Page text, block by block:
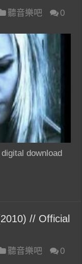
聽音樂吧
0
download
// Official
聽音樂吧
0